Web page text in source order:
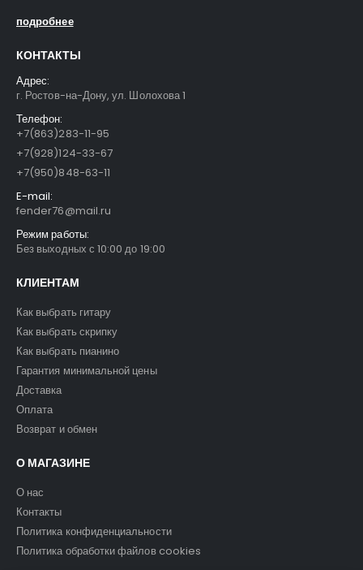
подробнее
КОНТАКТЫ
Адрес:
г. Ростов-на-Дону, ул. Шолохова 1
Телефон:
+7(863)283-11-95
+7(928)124-33-67
+7(950)848-63-11
E-mail:
fender76@mail.ru
Режим работы:
Без выходных с 10:00 до 19:00
КЛИЕНТАМ
Как выбрать гитару
Как выбрать скрипку
Как выбрать пианино
Гарантия минимальной цены
Доставка
Оплата
Возврат и обмен
О МАГАЗИНЕ
О нас
Контакты
Политика конфиденциальности
Политика обработки файлов cookies